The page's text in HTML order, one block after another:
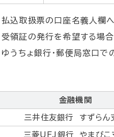
払込取扱票の口座名義人欄
受領証の発行を希望する場合
ゆうちょ銀行・郵便局窓口
金融機関
三井住友銀行 すずらん
三菱UFJ銀行 やまびこ